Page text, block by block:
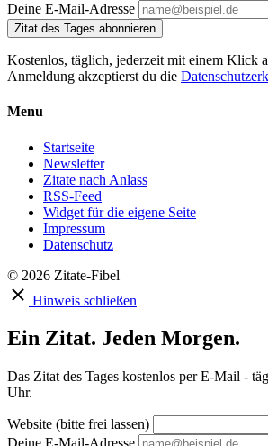
Deine E-Mail-Adresse
Zitat des Tages abonnieren
Kostenlos, täglich, jederzeit mit einem Klick
Anmeldung akzeptierst du die
Menu
Startseite
Newsletter
Zitate nach Anlass
RSS-Feed
Widget für die eigene Seite
Impressum
Datenschutz
© 2026 Zitate-Fibel
Hinweis schließen
Ein Zitat. Jeden Morgen.
Das Zitat des Tages kostenlos per E-Mail -
Uhr.
Website (bitte frei lassen)